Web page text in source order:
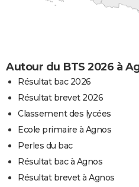
Autour du BTS 2026 à
Résultat bac 2026
Résultat brevet 2026
Classement des lycées
Ecole primaire à Agnos
Perles du bac
Résultat bac à Agnos
Résultat brevet à Agnos